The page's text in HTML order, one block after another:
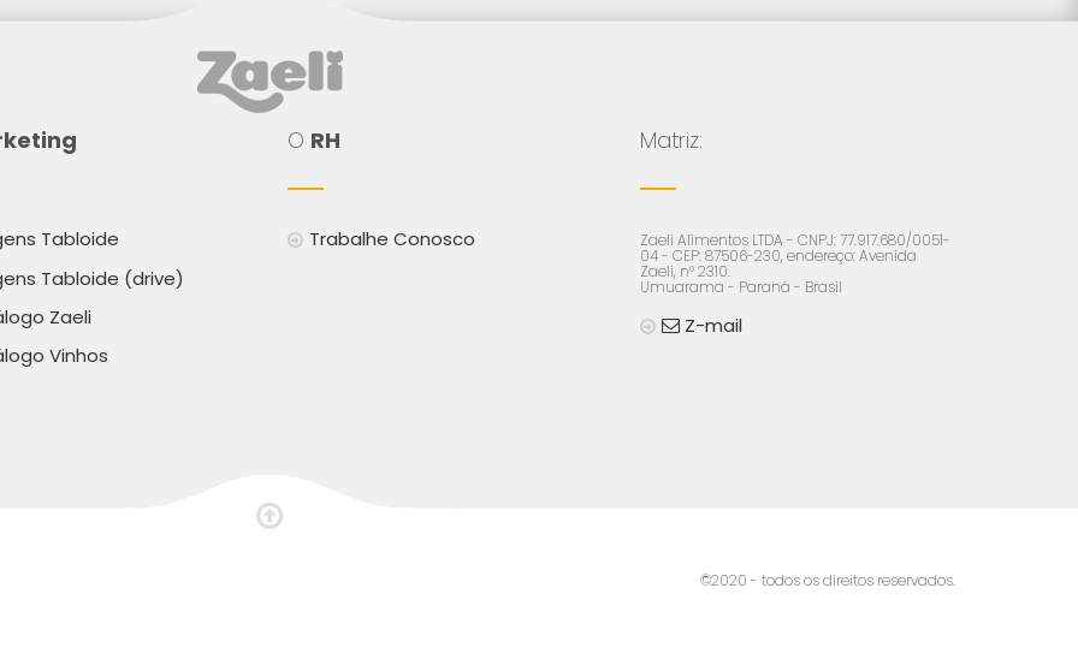
Tabloide
Tabloide (drive)
Zaeli
Vinhos
O RH
Trabalhe Conosco
Matriz:
Zaeli Alimentos LTDA - CNPJ: 77.917.680/0051-
04 - CEP: 87506-230, endereço: Avenida
Zaeli, n° 2310.
Umuarama - Paraná - Brasil
Z-mail
©2020 - todos os direitos reservados.